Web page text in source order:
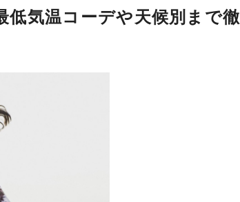
低気温コーデや天候別まで徹